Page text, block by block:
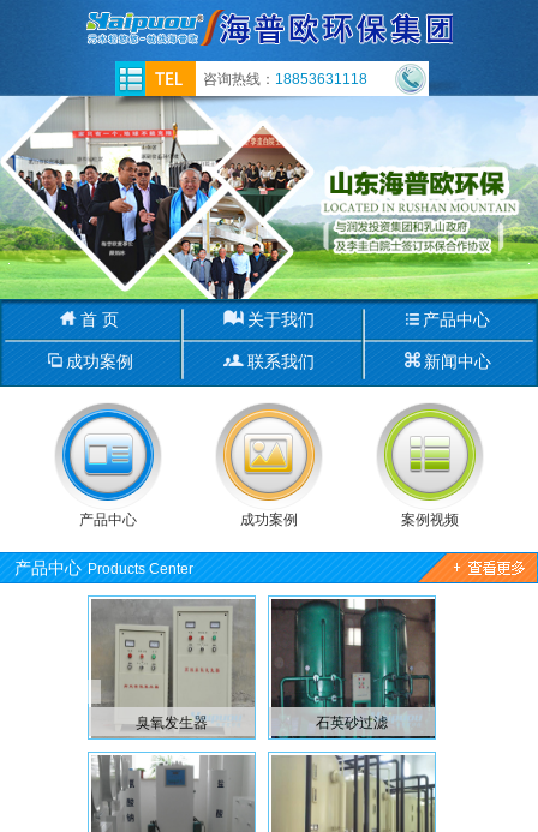
咨询热线： 18853631118
首 页 关于我们 产品中心
成功案例 联系我们 新闻中心
产品中心 成功案例 案例视频
产品中心 Products Center
石英砂过滤 溶气气浮机